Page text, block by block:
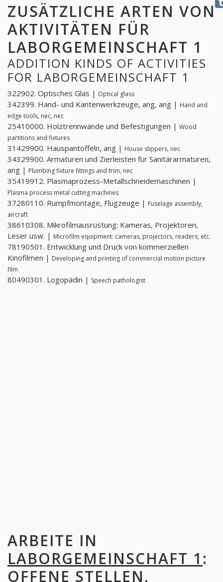
ZUSÄTZLICHE ARTEN VON
AKTIVITÄTEN FÜR
LABORGEMEINSCHAFT 1
ADDITION KINDS OF ACTIVITIES
FOR LABORGEMEINSCHAFT 1
322902. Optisches Glas | Optical glass
342399. Hand- und Kantenwerkzeuge, ang, ang | Hand and
edge tools, nec, nec
25410000. Holztrennwände und Befestigungen | Wood
partitions and fixtures
31429900. Hauspantoffeln, ang | House slippers, nec
34329900. Armaturen und Zierleisten für Sanitärarmaturen,
ang | Plumbing fixture fittings and trim, nec
35419912. Plasmaprozess-Metallschneidemaschinen |
Plasma process metal cutting machines
37280110. Rumpfmontage, Flugzeuge | Fuselage assembly,
aircraft
38610308. Mikrofilmausrüstung: Kameras, Projektoren,
Leser usw. | Microfilm equipment: cameras, projectors, readers, etc.
78190501. Entwicklung und Druck von kommerziellen
Kinofilmen | Developing and printing of commercial motion picture
film
80490301. Logopädin | Speech pathologist
ARBEITE IN
LABORGEMEINSCHAFT 1 :
OFFENE STELLEN,